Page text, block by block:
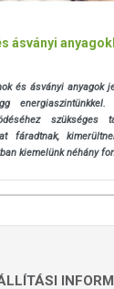
ásványi
és ásványi anyagok
szükséges
fáradtnak,
kiemelünk néhány